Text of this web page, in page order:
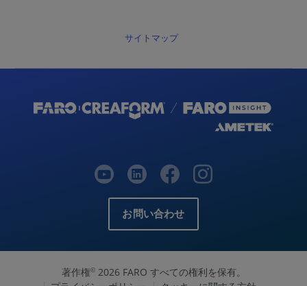
サイトマップ
お問い合わせ
著作権©2026 FARO すべての権利を保有。